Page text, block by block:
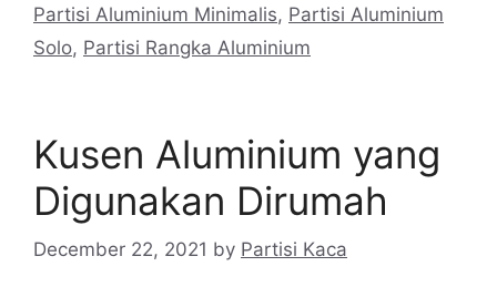
Partisi Aluminium Minimalis, Partisi Aluminium
Solo, Partisi Rangka Aluminium
Kusen Aluminium yang
Digunakan Dirumah
December 22, 2021 by Partisi Kaca